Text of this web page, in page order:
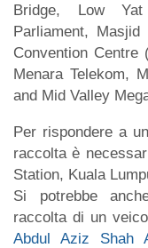
Bridge, Low
Parliament, Masjid
Convention Centre
Menara Telekom,
and Mid Valley
Per rispondere a
raccolta è
Station, Kuala
Si potrebbe
raccolta di un
Abdul Aziz Shah